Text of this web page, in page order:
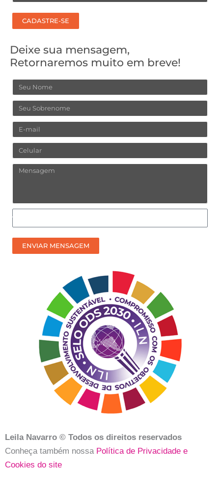
CADASTRE-SE
Deixe sua mensagem,
Retornaremos muito em breve!
Nome
Sobrenome
Email
Celular
Mensagem
Como
prefere
receber
nosso
ENVIAR MENSAGEM
Leila Navarro © Todos os direitos reservados
Conheça também nossaPolítica de Privacidade e
Cookies do site